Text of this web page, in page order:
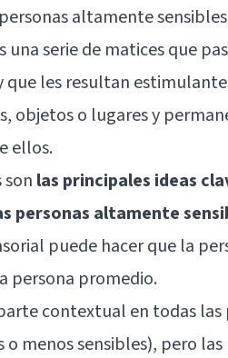
altamente
serie de matices que
que les resultan
objetos o lugares y
ellos.
las principales ideas
personas altamente
puede hacer que la
persona promedio.
contextual en todas las
menos sensibles), pero